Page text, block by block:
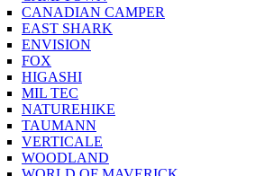
CANADIAN CAMPER
EAST SHARK
ENVISION
FOX
HIGASHI
MIL TEC
NATUREHIKE
TAUMANN
VERTICALE
WOODLAND